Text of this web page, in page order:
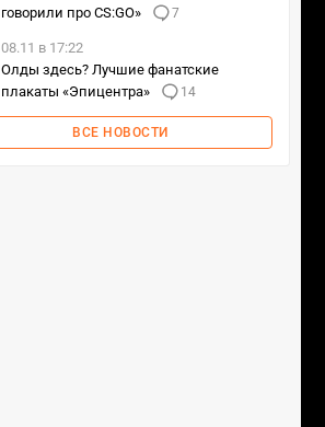
говорили про CS:GO»
7
08.11 в 17:22
Олды здесь? Лучшие фанатские
плакаты «Эпицентра»
14
ВСЕ НОВОСТИ